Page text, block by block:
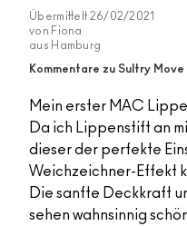
Übermittelt 26/02/2021
von Fiona
aus Hamburg
Kommentare zu Sultry Move
Mein erster MAC
Da ich Lippenstift an
dieser der perfekte
Weichzeichner-Effekt
Die sanfte Deckkraft
sehen wahnsinnig